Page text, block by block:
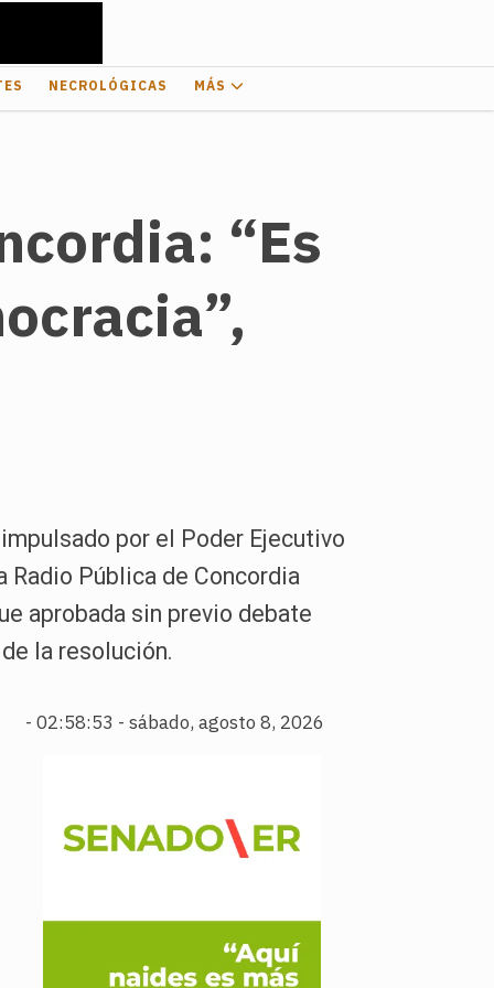
NECROLÓGICAS MÁS
“Es
por el Poder Ejecutivo
Pública de Concordia
aprobada sin previo debate
la resolución.
- 02:58:54 - sábado, agosto 8, 2026